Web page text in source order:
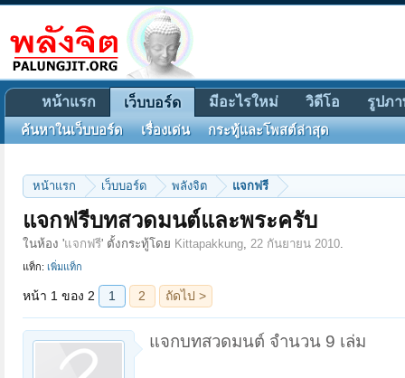
หน้าแรก เว็บบอร์ด พลังจิต แจกฟรี
แจกฟรีบทสวดมนต์และพระครับ
ในห้อง 'แจกฟรี' ตั้งกระทู้โดย Kittapakkung, 22 กันยายน 2010.
แท็ก: เพิ่มแท็ก
1 ถัดไป >
แจกบทสวดมนต์ จำนวน 9 เล่ม
หน้าแรก เว็บบอร์ด
ค้นหาในเว็บบอร์ด เรื่องเด่น กระทู้และโพสต์ล่าสุด
มีอะไรใหม่ วิดีโอ รูปภ